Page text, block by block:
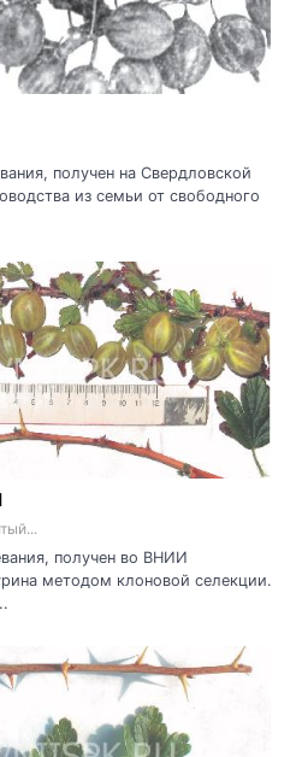
получен на Свердловской
из семьи от свободного
получен во ВНИИ
методом клоновой селекции.